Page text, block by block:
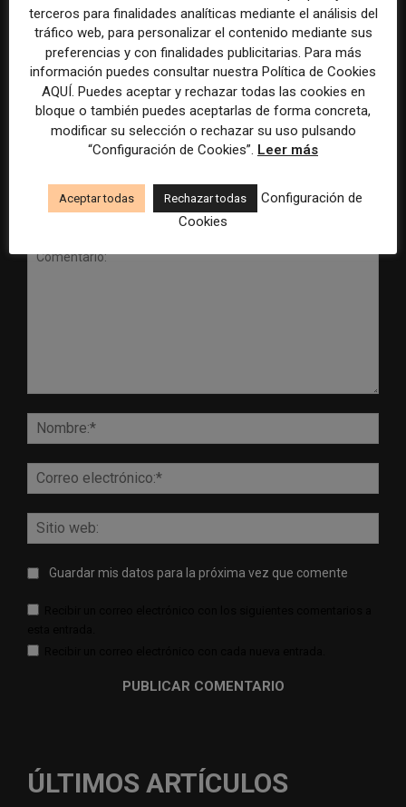
Radio Televisión Madrid
establece un sistema de
control para el uso de la
inteligencia artificial
ADEPA crea un premio
especial para la mejor
cobertura periodística del
Mundial 2026
DEJA UNA RESPUESTA
Guardar mis datos para la próxima vez que comente
ÚLTIMOS ARTÍCULOS
terceros para finalidades analíticas mediante el análisis del
tráfico web, para personalizar el contenido mediante sus
preferencias y con finalidades publicitarias. Para más
información puedes consultar nuestra Política de Cookies
AQUÍ. Puedes aceptar y rechazar todas las cookies en
bloque o también puedes aceptarlas de forma concreta,
modificar su selección o rechazar su uso pulsando
“Configuración de Cookies”. Leer más
Aceptar todas Rechazar todas
Configuración de
Cookies